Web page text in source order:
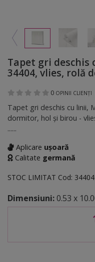
Tapet gri deschis
34404, vlies, rolă
0 OPINII CLIENȚI
Tapet gri deschis cu linii,
dormitor, hol şi birou -
......
Aplicare ușoară
Calitate germană
STOC LIMITAT Cod: 34404
Dimensiuni:0.53 x